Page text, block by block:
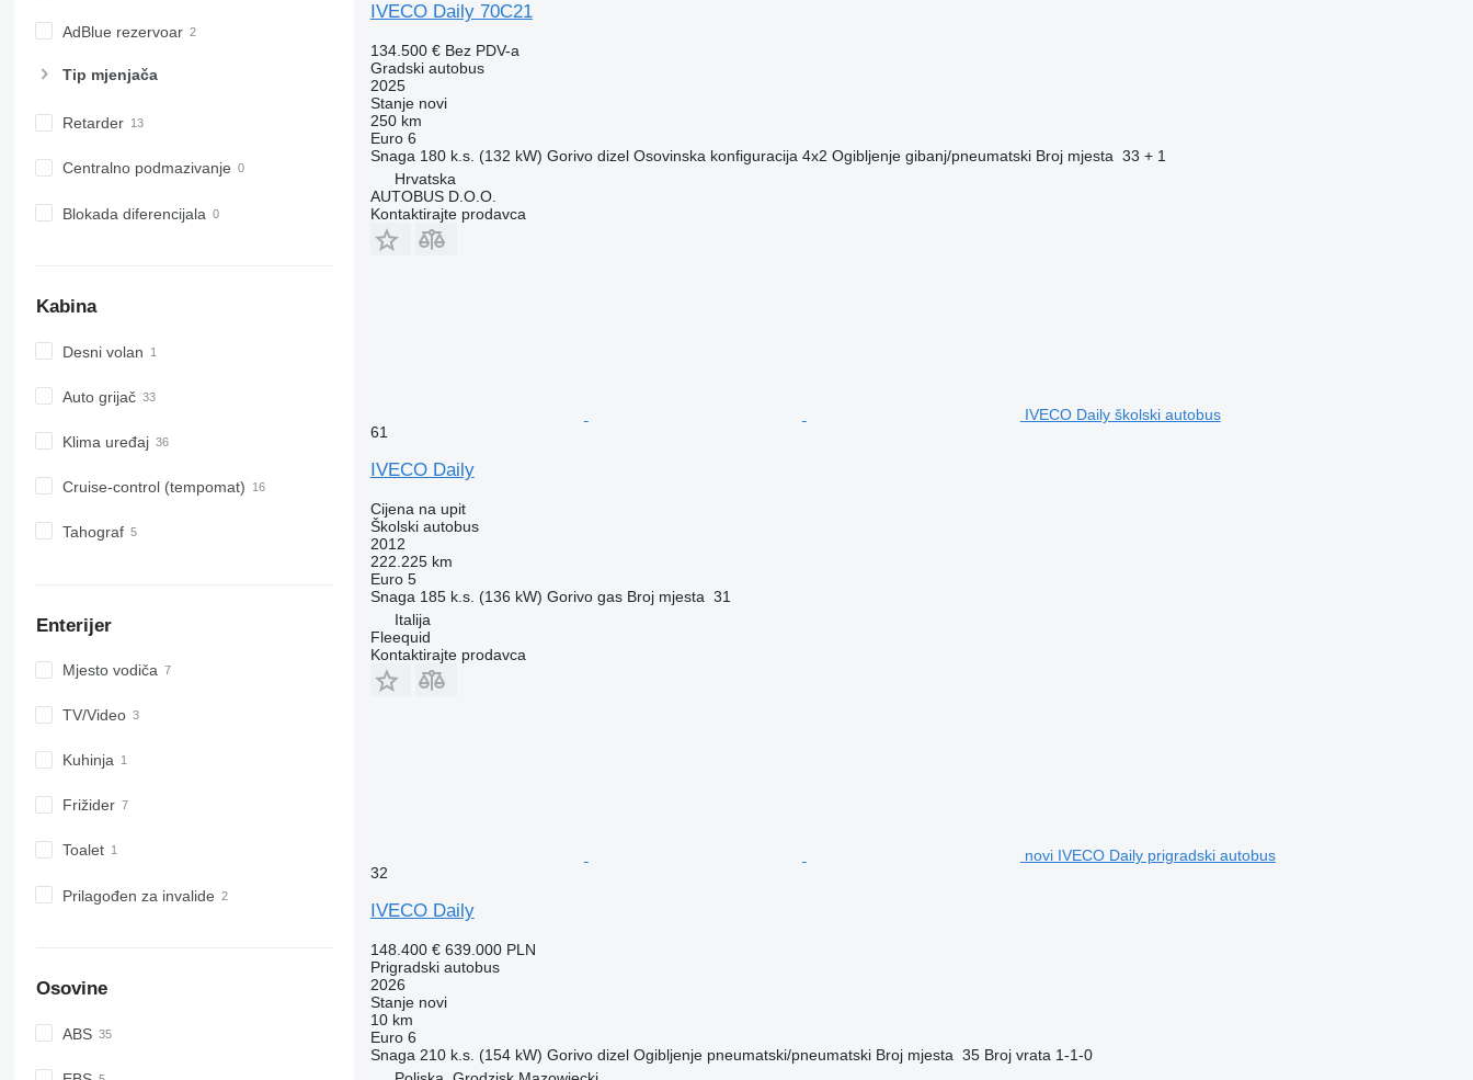
AdBlue rezervoar
Tip mјenjača
Retarder
Centralno podmazivanje
Blokada diferencijala
Kabina
Desni volan
Auto grijač
Klima uređaj
Cruise-control (tempomat)
Tahograf
Enterijer
Mјesto vodiča
TV/Video
Kuhinja
Frižider
Toalet
Prilagođen za invalide
Osovine
ABS
IVECO Daily 70C21
134.500 € Bez PDV-a
Gradski autobus
2025
Stanjenovi
250 km
Euro 6
Snaga 180 k.s. (132 kW) Gorivo dizel Osovinska konfiguracija 4x2 Ogibljenje gibanj/pneumatski Broj mjesta 33 + 1
Hrvatska
AUTOBUS D.O.O.
Kontaktirajte prodavca
IVECO Daily školski autobus
61
IVECO Daily
Cijena na upit
Školski autobus
2012
222.225 km
Euro 5
Snaga 185 k.s. (136 kW) Gorivo gas Broj mjesta 31
Italija
Fleequid
Kontaktirajte prodavca
novi IVECO Daily prigradski autobus
32
IVECO Daily
148.400 € 639.000 PLN
Prigradski autobus
2026
Stanjenovi
10 km
Euro 6
Snaga 210 k.s. (154 kW) Gorivo dizel Ogibljenje pneumatski/pneumatski Broj mjesta 35 Broj vrata 1-1-0